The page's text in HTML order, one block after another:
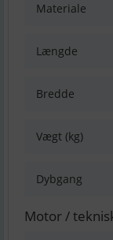
Materiale
Længde
Bredde
Vægt (kg)
Dybgang
Motor /